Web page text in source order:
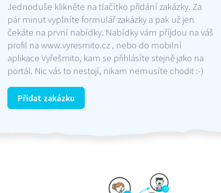
Jednoduše klikněte na tlačítko přidání zakázky. Za
pár minut vyplníte formulář zakázky a pak už jen
čekáte na první nabídky. Nabídky vám příjdou na váš
profil na www.vyresmito.cz , nebo do mobilní
aplikace Vyřešmito, kam se přihlásíte stejně jako na
portál. Nic vás to nestojí, nikam nemusíte chodit :-)
Přidat zakázku